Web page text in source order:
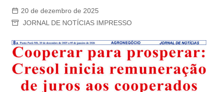
20 de dezembro de 2025
JORNAL DE NOTÍCIAS IMPRESSO